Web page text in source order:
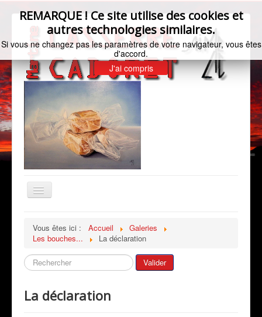
Basculer
la
Bio de l'artiste
Galeries
Expositions
Vous êtes ici : Accueil
Galeries
Les bouches...
La déclaration
REMARQUE ! Ce site utilise des cookies et
autres technologies similaires.
Si vous ne changez pas les paramètres de votre navigateur, vous êtes
d'accord.
J'ai compris
Rechercher Valider
La déclaration